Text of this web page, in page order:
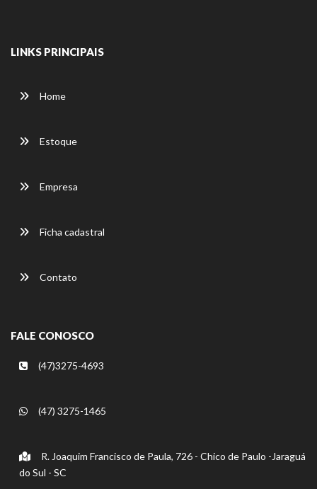
LINKS PRINCIPAIS
Home
Estoque
Empresa
Ficha cadastral
Contato
FALE CONOSCO
(47)3275-4693
(47) 3275-1465
R. Joaquim Francisco de Paula, 726 - Chico de Paulo -Jaraguá
do Sul - SC